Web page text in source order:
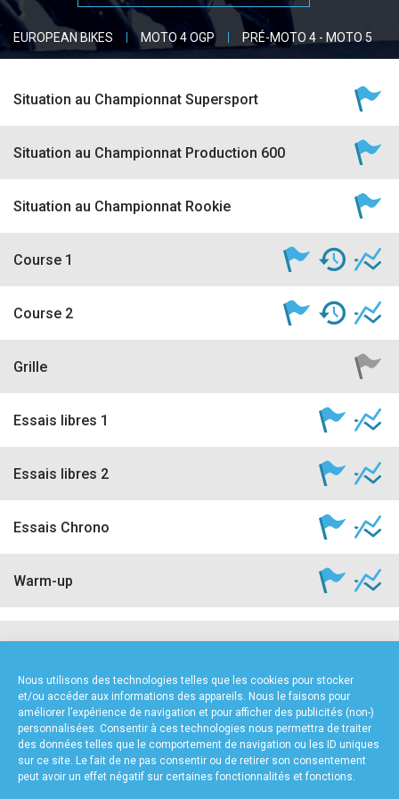
Nous utilisons des technologies telles que les cookies pour stocker
et/ou accéder aux informations des appareils. Nous le faisons pour
améliorer l’expérience de navigation et pour afficher des publicités (non-)
personnalisées. Consentir à ces technologies nous permettra de traiter
des données telles que le comportement de navigation ou les ID uniques
sur ce site. Le fait de ne pas consentir ou de retirer son consentement
peut avoir un effet négatif sur certaines fonctionnalités et fonctions.
accéder à la billetterie
EUROPEAN BIKES MOTO 4 OGP PRÉ-MOTO 4 - MOTO 5
Situation au Championnat Supersport
Situation au Championnat Production 600
Situation au Championnat Rookie
Course 1
Course 2
Grille
Essais libres 1
Essais libres 2
Essais Chrono
Warm-up